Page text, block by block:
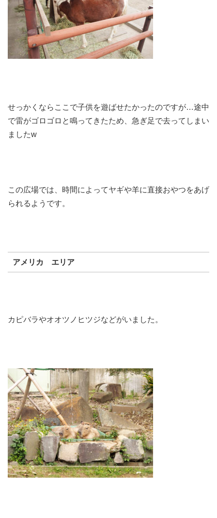
せっかくならここで子供を遊ばせたかったのですが…途中
で雷がゴロゴロと鳴ってきたため、急ぎ足で去ってしまい
ましたw
この広場では、時間によってヤギや羊に直接おやつをあげ
られるようです。
アメリカ エリア
カピバラやオオツノヒツジなどがいました。